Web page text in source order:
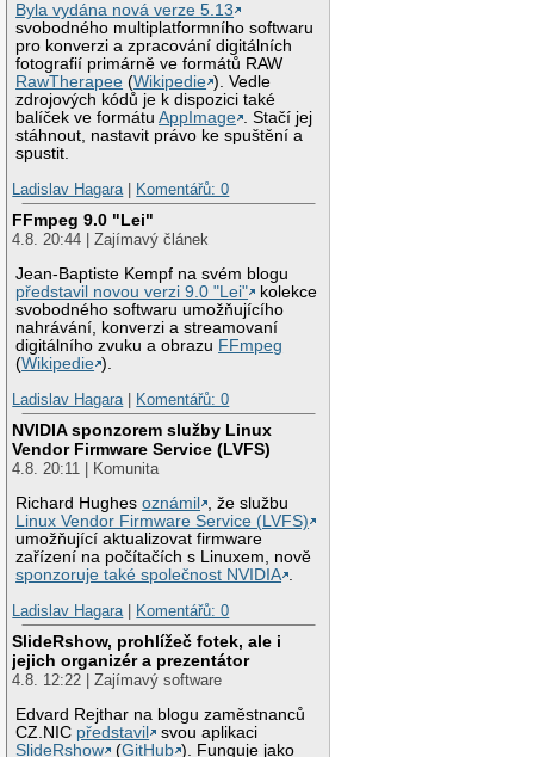
Byla vydána nová verze 5.13
svobodného multiplatformního softwaru
pro konverzi a zpracování digitálních
fotografií primárně ve formátů RAW
RawTherapee (Wikipedie ). Vedle
zdrojových kódů je k dispozici také
balíček ve formátuAppImage . Stačí jej
stáhnout, nastavit právo ke spuštění a
spustit.
Ladislav Hagara
Komentářů: 0
FFmpeg 9.0 "Lei"
4.8. 20:44 | Zajímavý článek
Jean-Baptiste Kempf na svém blogu
představil novou verzi 9.0 "Lei"
kolekce
svobodného softwaru umožňujícího
nahrávání, konverzi a streamovaní
digitálního zvuku a obrazu FFmpeg
(Wikipedie ).
Ladislav Hagara
Komentářů: 0
NVIDIA sponzorem služby Linux
Vendor Firmware Service (LVFS)
4.8. 20:11 | Komunita
Richard Hughesoznámil
, že službu
Linux Vendor Firmware Service (LVFS)
umožňující aktualizovat firmware
zařízení na počítačích s Linuxem, nově
sponzoruje také společnost NVIDIA .
Ladislav Hagara | Komentářů: 0
SlideRshow, prohlížeč fotek, ale i
jejich organizér a prezentátor
4.8. 12:22 | Zajímavý software
Edvard Rejthar na blogu zaměstnanců
CZ.NIC představil
svou aplikaci
SlideRshow
(GitHub ). Funguje jako